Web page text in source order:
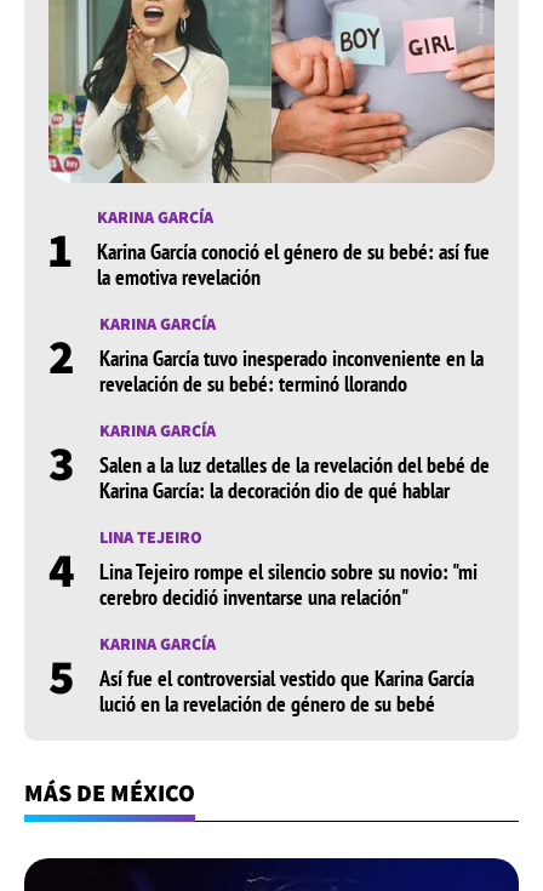
1 KARINA GARCÍA
Karina García conoció el género de su bebé: así fue
la emotiva revelación
2 KARINA GARCÍA
Karina García tuvo inesperado inconveniente en la
revelación de su bebé: terminó llorando
3 KARINA GARCÍA
Salen a la luz detalles de la revelación del bebé de
Karina García: la decoración dio de qué hablar
4 LINA TEJEIRO
Lina Tejeiro rompe el silencio sobre su novio: "mi
cerebro decidió inventarse una relación"
5 KARINA GARCÍA
Así fue el controversial vestido que Karina García
lució en la revelación de género de su bebé
MÁS DE MÉXICO